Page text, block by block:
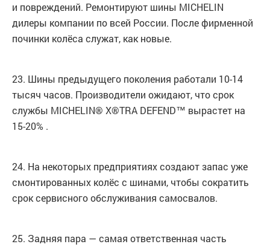
и повреждений. Ремонтируют шины MICHELIN
дилеры компании по всей России. После фирменной
починки колёса служат, как новые.
23. Шины предыдущего поколения работали 10-14
тысяч часов. Производители ожидают, что срок
службы MICHELIN® X®TRA DEFEND™ вырастет на
15-20% .
24. На некоторых предприятиях создают запас уже
смонтированных колёс с шинами, чтобы сократить
срок сервисного обслуживания самосвалов.
25. Задняя пара — самая ответственная часть